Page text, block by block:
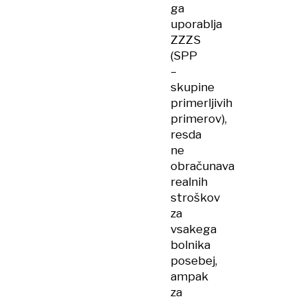
ga
uporablja
ZZZS
(SPP
–
skupine
primerljivih
primerov),
resda
ne
obračunava
realnih
stroškov
za
vsakega
bolnika
posebej,
ampak
za